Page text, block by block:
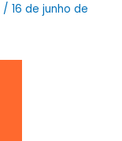
/16 de junho de